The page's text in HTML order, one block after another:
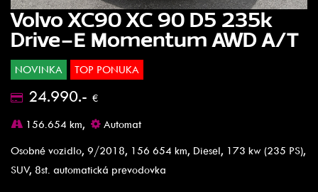
Volvo XC90 XC 90 D5 235k
Drive-E Momentum AWD A/T
NOVINKA TOP PONUKA
24.990.- €
156.654 km,
Automat
Osobné vozidlo, 9/2018, 156 654 km, Diesel, 173 kw (235 PS),
SUV, 8st. automatická prevodovka